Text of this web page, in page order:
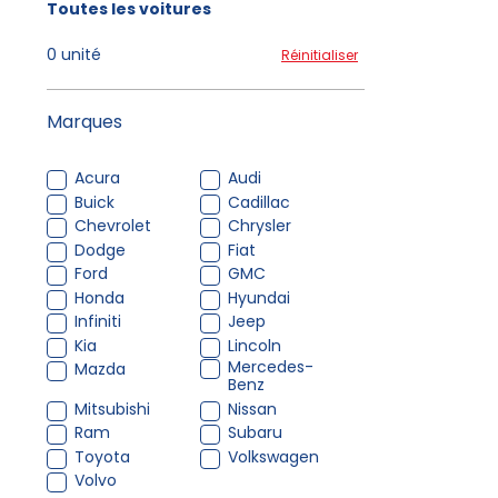
Toutes les voitures
0 unité Réinitialiser
Marques
Acura
Audi
Buick
Cadillac
Chevrolet
Chrysler
Dodge
Fiat
Ford
GMC
Honda
Hyundai
Infiniti
Jeep
Kia
Lincoln
Mazda
Mercedes-
Benz
Mitsubishi
Nissan
Ram
Subaru
Toyota
Volkswagen
Volvo